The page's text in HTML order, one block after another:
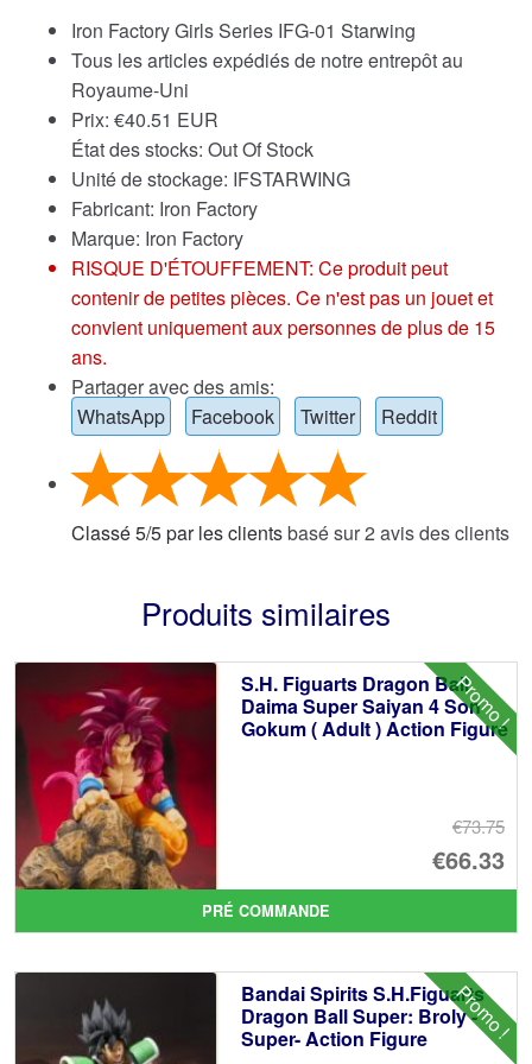
Iron Factory Girls Series IFG-01 Starwing
Tous les articles expédiés de notre entrepôt au
Royaume-Uni
Prix: €40.51 EUR
État des stocks: Out Of Stock
Unité de stockage: IFSTARWING
Fabricant: Iron Factory
Marque: Iron Factory
RISQUE D'ÉTOUFFEMENT: Ce produit peut
contenir de petites pièces. Ce n'est pas un jouet et
convient uniquement aux personnes de plus de 15
ans.
Partager avec des amis:
WhatsApp
Facebook Twitter Reddit
Classé5/5par les clientsbasé sur2 avis des clients
Produits similaires
Promo !
S.H. Figuarts Dragon Ball
Daima Super Saiyan 4 Son
Gokum ( Adult ) Action Figure
€73.75
Le
€66.33
Le
PRÉ COMMANDE
Promo !
Bandai Spirits S.H.Figuarts
Dragon Ball Super: Broly -
Super- Action Figure